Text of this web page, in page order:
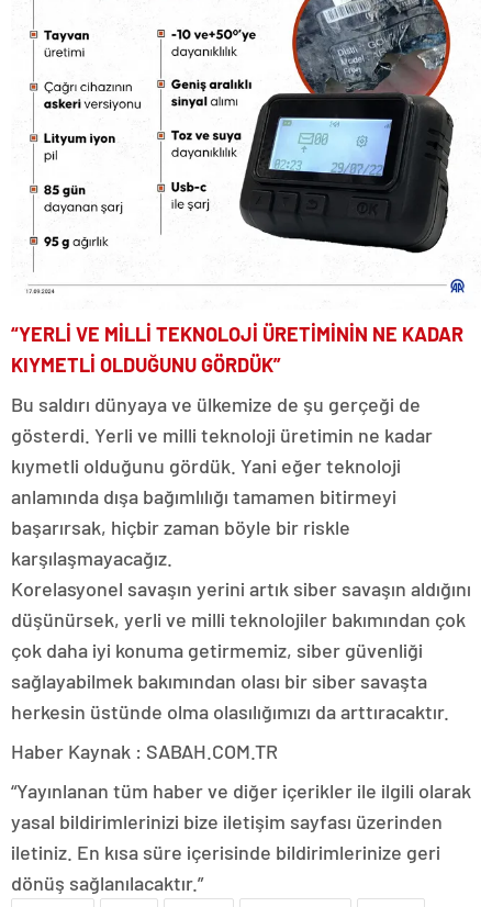
“YERLİ VE MİLLİ TEKNOLOJİ ÜRETİMİNİN NE KADAR
KIYMETLİ OLDUĞUNU GÖRDÜK”
Bu saldırı dünyaya ve ülkemize de şu gerçeği de
gösterdi. Yerli ve milli teknoloji üretimin ne kadar
kıymetli olduğunu gördük. Yani eğer teknoloji
anlamında dışa bağımlılığı tamamen bitirmeyi
başarırsak, hiçbir zaman böyle bir riskle
karşılaşmayacağız.
Korelasyonel savaşın yerini artık siber savaşın aldığını
düşünürsek, yerli ve milli teknolojiler bakımından çok
çok daha iyi konuma getirmemiz, siber güvenliği
sağlayabilmek bakımından olası bir siber savaşta
herkesin üstünde olma olasılığımızı da arttıracaktır.
Haber Kaynak : SABAH.COM.TR
“Yayınlanan tüm haber ve diğer içerikler ile ilgili olarak
yasal bildirimlerinizi bize iletişim sayfası üzerinden
iletiniz. En kısa süre içerisinde bildirimlerinize geri
dönüş sağlanılacaktır.”